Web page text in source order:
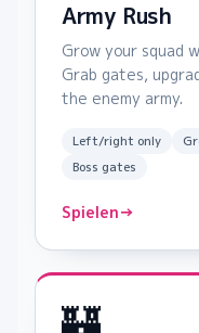
Army Rush
Grow your squad
Grab gates,
the enemy army.
Left/right only
Boss gates
Spielen→
🏰